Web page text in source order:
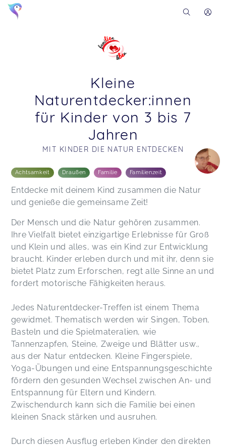
Kleine
Naturentdecker:innen
für Kinder von 3 bis 7
Jahren
MIT KINDER DIE NATUR ENTDECKEN
Soon you will learn more about me here...
Achtsamkeit Draußen Familie Familienzeit
Entdecke mit deinem Kind zusammen die Natur
und genieße die gemeinsame Zeit!
Der Mensch und die Natur gehören zusammen.
Ihre Vielfalt bietet einzigartige Erlebnisse für Groß
und Klein und alles, was ein Kind zur Entwicklung
braucht. Kinder erleben durch und mit ihr, denn sie
bietet Platz zum Erforschen, regt alle Sinne an und
fordert motorische Fähigkeiten heraus.
Jedes Naturentdecker-Treffen ist einem Thema
gewidmet. Thematisch werden wir Singen, Toben,
Basteln und die Spielmateralien, wie
Tannenzapfen, Steine, Zweige und Blätter usw.,
aus der Natur entdecken. Kleine Fingerspiele,
Yoga-Übungen und eine Entspannungsgeschichte
fördern den gesunden Wechsel zwischen An- und
Entspannung für Eltern und Kindern.
Zwischendurch kann sich die Familie bei einen
kleinen Snack stärken und ausruhen.
Durch diesen Ausflug erleben Kinder den direkten